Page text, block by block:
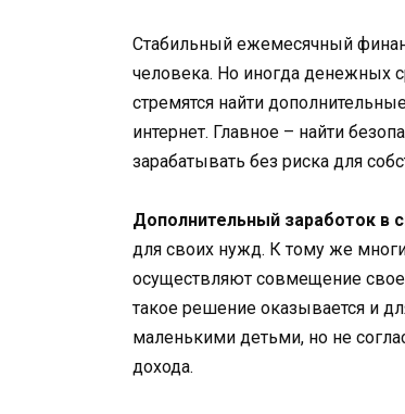
Стабильный ежемесячный
человека. Но иногда денежных
стремятся найти
интернет. Главное – найти
зарабатывать без риска для
Дополнительный заработок в
для своих нужд. К тому же
осуществляют совмещение
такое решение оказывается и
маленькими детьми, но не
дохода.